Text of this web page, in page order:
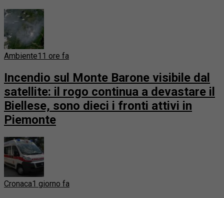
Ambiente11 ore fa
Incendio sul Monte Barone visibile dal
satellite: il rogo continua a devastare il
Biellese, sono dieci i fronti attivi in
Piemonte
Cronaca1 giorno fa